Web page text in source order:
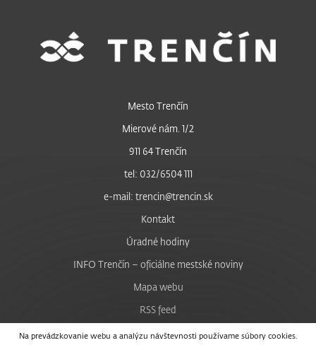
Na prevádzkovanie webu a analýzu návštevnosti používame súbory cookies.
Mesto Trenčín
Mierové nám. 1/2
911 64 Trenčín
tel: 032/6504 111
e-mail: trencin@trencin.sk
Kontakt
Úradné hodiny
INFO Trenčín – oficiálne mestské noviny
Mapa webu
RSS feed
Nastavenie cookies